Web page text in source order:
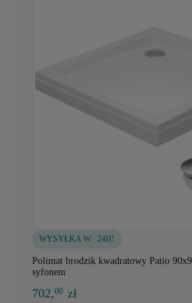
WYSYŁKA W: 24H!
Polimat brodzik kwadratowy Patio
syfonem
702,00 zł